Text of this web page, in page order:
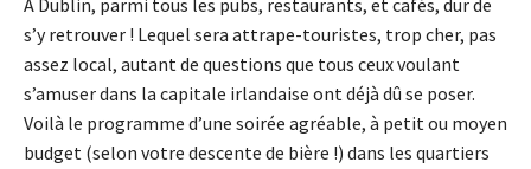
A Dublin, parmi tous les pubs, restaurants, et cafés, dur de
s’y retrouver ! Lequel sera attrape-touristes, trop cher, pas
assez local, autant de questions que tous ceux voulant
s’amuser dans la capitale irlandaise ont déjà dû se poser.
Voilà le programme d’une soirée agréable, à petit ou moyen
budget (selon votre descente de bière !) dans les quartiers